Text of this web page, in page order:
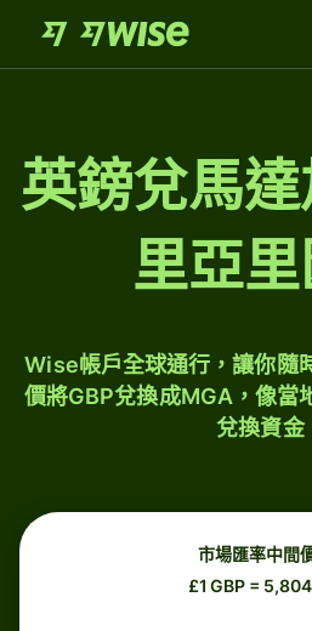
英鎊兌馬
里亞
Wise帳戶全球通行，讓你隨
價將GBP兌換成MGA，像當
兌換資金
市場匯率中間
£1 GBP =